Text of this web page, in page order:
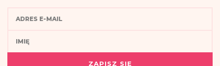
ZAPISZ SIĘ